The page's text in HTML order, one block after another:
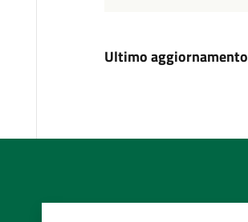
Ultimo aggiornamento